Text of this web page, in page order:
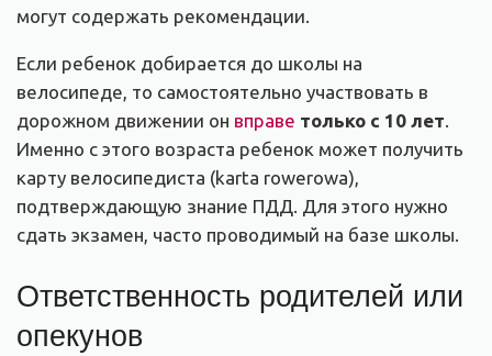
могут содержать рекомендации.
Если ребенок добирается до школы на
велосипеде, то самостоятельно участвовать в
дорожном движении он вправе только с 10 лет.
Именно с этого возраста ребенок может получить
карту велосипедиста (karta rowerowa),
подтверждающую знание ПДД. Для этого нужно
сдать экзамен, часто проводимый на базе школы.
Ответственность родителей или
опекунов